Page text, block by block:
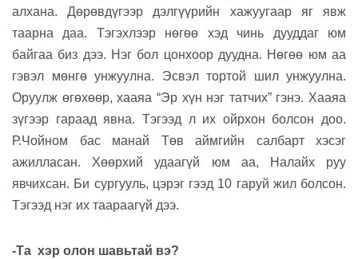
алхана. Дөрөвдүгээр дэлгүүрийн хажуугаар яг явж
таарна даа. Тэгэхлээр нөгөө хэд чинь дууддаг юм
байгаа биз дээ. Нэг бол цонхоор дуудна. Нөгөө юм аа
гэвэл мөнгө унжуулна. Эсвэл тортой шил унжуулна.
Оруулж өгөхөөр, хааяа “Эр хүн нэг татчих” гэнэ. Хааяа
зүгээр гараад явна. Тэгээд л их ойрхон болсон доо.
Р.Чойном бас манай Төв аймгийн салбарт хэсэг
ажилласан. Хөөрхий удаагүй юм аа, Налайх руу
явчихсан. Би сургууль, цэрэг гээд 10 гаруй жил болсон.
Тэгээд нэг их таараагүй дээ.
-Та хэр олон шавьтай вэ?